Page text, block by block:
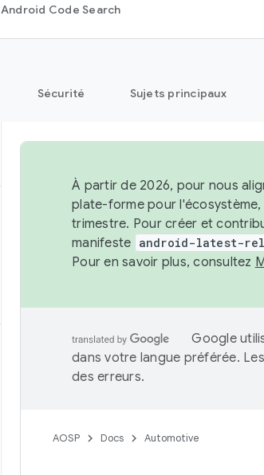
Android Code Search
Sécurité Sujets principaux
À partir de 2026, pour nous
plate-forme pour l'écosystème,
trimestre. Pour créer et
manifeste android-latest-
Pour en savoir plus, consultez
Google
dans votre langue préférée.
des erreurs.
AOSP Docs Automotive